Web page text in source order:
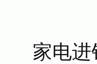
家电进